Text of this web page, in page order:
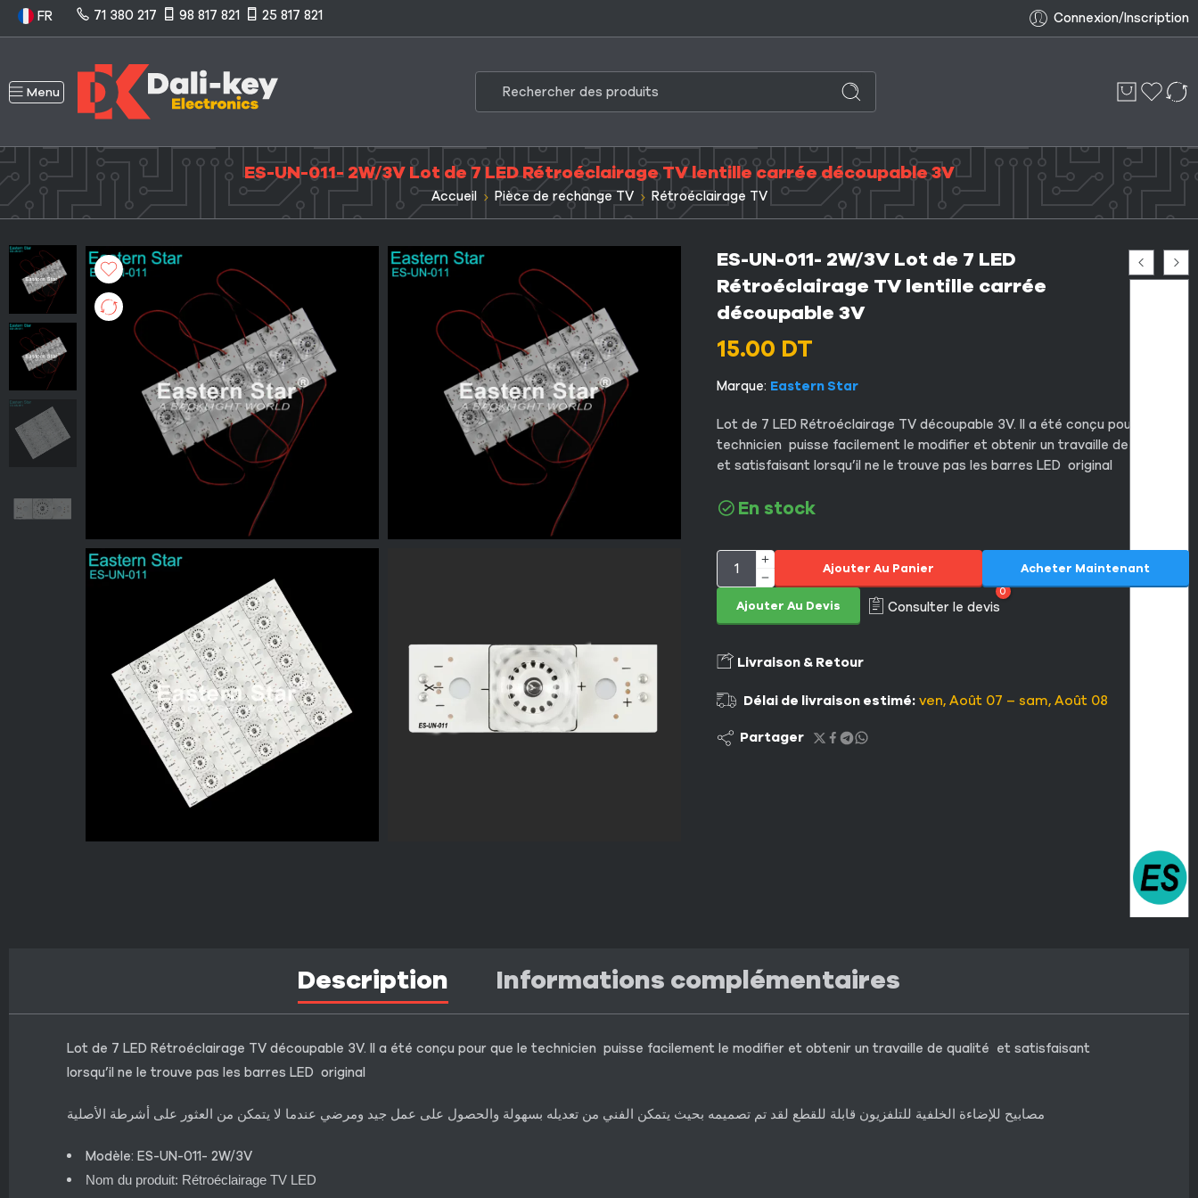
FR 71 380 217 98 817 821 25 817 821 Connexion/Inscription
Menu
ES-UN-011- 2W/3V Lot de 7 LED Rétroéclairage TV lentille carrée découpable 3V
Accueil Pièce de rechange TV Rétroéclairage TV
ES-UN-011- 2W/3V Lot de 7 LED
Rétroéclairage TV lentille carrée
découpable 3V
15.00 DT
Marque: Eastern Star
Lot de 7 LED Rétroéclairage TV découpable 3V. Il a été conçu pour que le
technicien puisse facilement le modifier et obtenir un travaille de qualité
et satisfaisant lorsqu’il ne le trouve pas les barres LED original
En stock
Ajouter Au Panier
Ajouter Au Devis Consulter le devis
0
Acheter Maintenant
Livraison & Retour
Délai de livraison estimé: ven, Août 07 – sam, Août 08
Partager
Description Informations complémentaires
Lot de 7 LED Rétroéclairage TV découpable 3V. Il a été conçu pour que le technicien puisse facilement le modifier et obtenir un travaille de qualité et satisfaisant
lorsqu’il ne le trouve pas les barres LED original
مصابيح للإضاءة الخلفية للتلفزيون قابلة للقطع لقد تم تصميمه بحيث يتمكن الفني من تعديله بسهولة والحصول على عمل جيد ومرضي عندما لا يتمكن من العثور على أشرطة الأصلية
Modèle: ES-UN-011- 2W/3V
Nom du produit: Rétroéclairage TV LED